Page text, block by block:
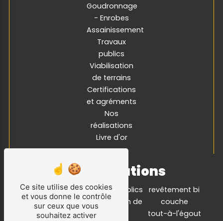
Goudronnage
- Enrobes
Assainissement
Travaux
publics
Viabilisation
de terrains
Certifications
et agréments
Nos
réalisations
Livre d'or
Nos prestations
voirie
eaux usées
réseaux divers
travaux publics
viabilisation de
revêtement bi
couche
tout-à-l'égout
Ce site utilise des cookies
et vous donne le contrôle
sur ceux que vous
souhaitez activer